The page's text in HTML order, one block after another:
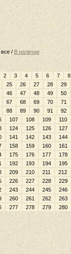
все /В наличии
2 3 4 5 6 7 8
25 26 27 28 29
46 47 48 49 50
67 68 69 70 71
88 89 90 91 92
107 108 109 110
124 125 126 127
141 142 143 144
158 159 160 161
175 176 177 178
192 193 194 195
209 210 211 212
226 227 228 229
243 244 245 246
260 261 262 263
277 278 279 280